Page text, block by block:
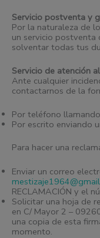
Servicio postventa y
Por la naturaleza de
un servicio
solventar todas tus
Servicio de atención
Ante cualquier
contactarnos de la
Por teléfono
Por escrito enviando
Para hacer una
Enviar un correo
RECLAMACIÓN y el
Solicitar una hoja de
en C/ Mayor 2 –
una copia de esta
momento.